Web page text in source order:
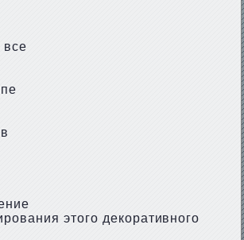
все
этого декоративного